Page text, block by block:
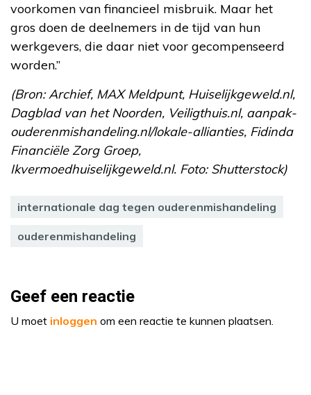
voorkomen van financieel misbruik. Maar het
gros doen de deelnemers in de tijd van hun
werkgevers, die daar niet voor gecompenseerd
worden.”
(Bron: Archief, MAX Meldpunt, Huiselijkgeweld.nl,
Dagblad van het Noorden, Veiligthuis.nl, aanpak-
ouderenmishandeling.nl/lokale-allianties, Fidinda
Financiële Zorg Groep,
Ikvermoedhuiselijkgeweld.nl. Foto: Shutterstock)
internationale dag tegen ouderenmishandeling
ouderenmishandeling
Geef een reactie
U moet inloggen om een reactie te kunnen plaatsen.